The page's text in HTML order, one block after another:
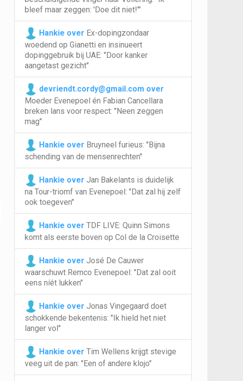
bleef maar zeggen: 'Doe dit niet!'"
Hankie over Ex-dopingzondaar
woedend op Gianetti en insinueert
dopinggebruik bij UAE: "Door kanker
aangetast gezicht"
devriendt.cordy@gmail.com over
Moeder Evenepoel én Fabian Cancellara
breken lans voor respect: "Neen zeggen
mag"
Hankie over Bruyneel furieus: "Bijna
schending van de mensenrechten"
Hankie over Jan Bakelants is duidelijk
na Tour-triomf van Evenepoel: "Dat zal hij zelf
ook toegeven"
Hankie over TDF LIVE: Quinn Simons
komt als eerste boven op Col de la Croisette
Hankie over José De Cauwer
waarschuwt Remco Evenepoel: "Dat zal ooit
eens níét lukken"
Hankie over Jonas Vingegaard doet
schokkende bekentenis: "Ik hield het niet
langer vol"
Hankie over Tim Wellens krijgt stevige
veeg uit de pan: "Een of andere klojo"